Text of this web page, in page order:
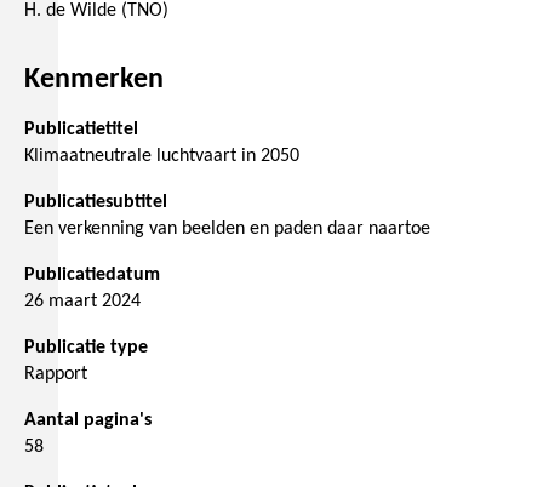
H. de Wilde (TNO)
Kenmerken
Publicatietitel
Klimaatneutrale luchtvaart in 2050
Publicatiesubtitel
Een verkenning van beelden en paden daar naartoe
Publicatiedatum
26 maart 2024
Publicatie type
Rapport
Aantal pagina's
58